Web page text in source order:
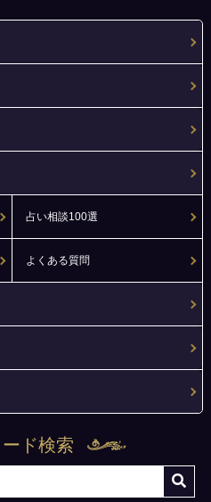
占い相談100選
よくある質問
ド検索